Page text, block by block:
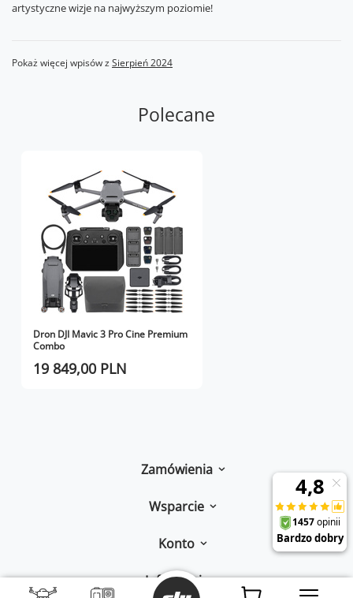
artystyczne wizje na najwyższym poziomie!
Pokaż więcej wpisów z Sierpień 2024
Polecane
Dron DJI Mavic 3 Pro Cine Premium
Combo
19 849,00 PLN
Zamówienia
Wsparcie
Konto
Informacje